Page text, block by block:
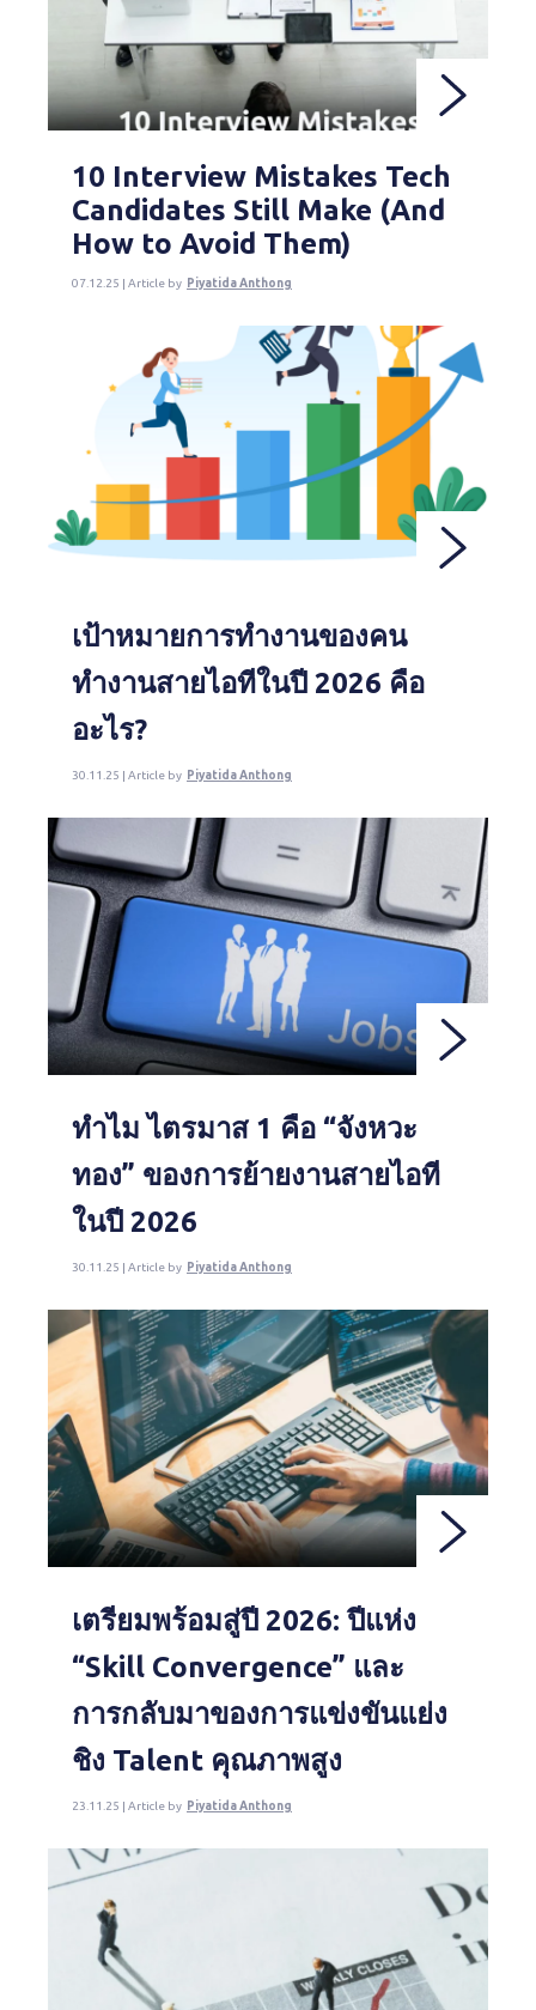
10 Interview Mistakes Tech
Candidates Still Make (And
How to Avoid Them)
07.12.25 | Article by Piyatida Anthong
เป้าหมายการทำงานของคน
ทำงานสายไอทีในปี 2026 คือ
อะไร?
30.11.25 | Article by Piyatida Anthong
ทำไม ไตรมาส 1 คือ “จังหวะ
ทอง” ของการย้ายงานสายไอที
ในปี 2026
30.11.25 | Article by Piyatida Anthong
เตรียมพร้อมสู่ปี 2026: ปีแห่ง
“Skill Convergence” และ
การกลับมาของการแข่งขันแย่ง
ชิง Talent คุณภาพสูง
23.11.25 | Article by Piyatida Anthong